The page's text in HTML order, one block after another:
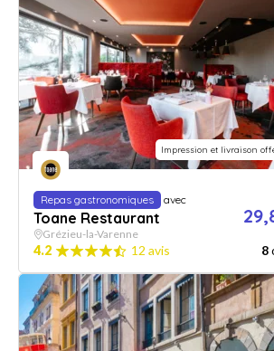
Impression et livraison
Repas gastronomiques avec
Toane Restaurant
Grézieu-la-Varenne
4.2 12 avis 8